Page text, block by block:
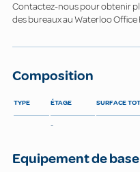
Contactez-nous pour obtenir
des bureaux au Waterloo Office
Composition
TYPE ÉTAGE SURFACE
-
Equipement de base